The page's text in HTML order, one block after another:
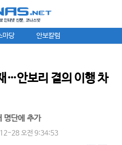
마당 안보칼럼
…안보리 결의 이행 차
명단에 추가
28 오전 9:34:53